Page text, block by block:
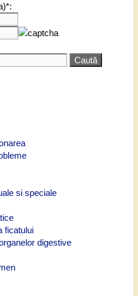
si speciale
ficatului
digestive